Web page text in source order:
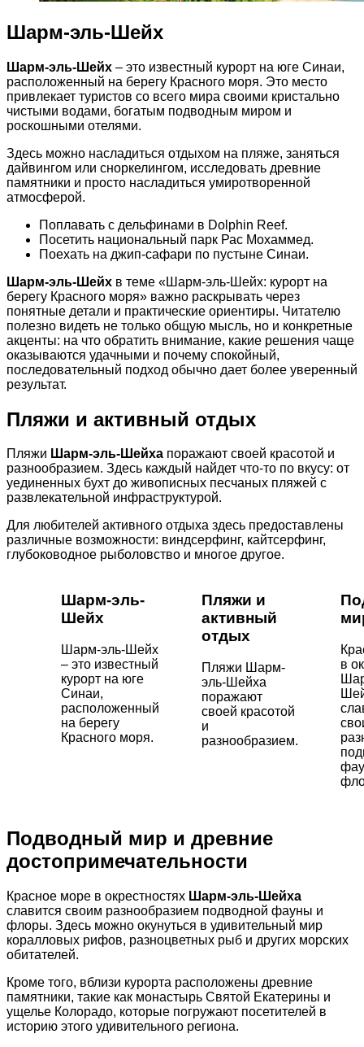
Шарм-эль-Шейх
Шарм-эль-Шейх – это известный курорт на юге Синаи,
расположенный на берегу Красного моря. Это место
привлекает туристов со всего мира своими кристально
чистыми водами, богатым подводным миром и
роскошными отелями.
Здесь можно насладиться отдыхом на пляже, заняться
дайвингом или сноркелингом, исследовать древние
памятники и просто насладиться умиротворенной
атмосферой.
Поплавать с дельфинами в Dolphin Reef.
Посетить национальный парк Рас Мохаммед.
Поехать на джип-сафари по пустыне Синаи.
Шарм-эль-Шейх в теме «Шарм-эль-Шейх: курорт на
берегу Красного моря» важно раскрывать через
понятные детали и практические ориентиры. Читателю
полезно видеть не только общую мысль, но и конкретные
акценты: на что обратить внимание, какие решения чаще
оказываются удачными и почему спокойный,
последовательный подход обычно дает более уверенный
результат.
Пляжи и активный отдых
Пляжи Шарм-эль-Шейха поражают своей красотой и
разнообразием. Здесь каждый найдет что-то по вкусу: от
уединенных бухт до живописных песчаных пляжей с
развлекательной инфраструктурой.
Для любителей активного отдыха здесь предоставлены
различные возможности: виндсерфинг, кайтсерфинг,
глубоководное рыболовство и многое другое.
Шарм-эль-
Шейх
Шарм-эль-Шейх
– это известный
курорт на юге
Синаи,
расположенный
на берегу
Красного моря.
Пляжи и
активный
отдых
Пляжи Шарм-
эль-Шейха
поражают
своей красотой
и
разнообразием.
в
Подводный мир и древние
достопримечательности
Красное море в окрестностях Шарм-эль-Шейха
славится своим разнообразием подводной фауны и
флоры. Здесь можно окунуться в удивительный мир
коралловых рифов, разноцветных рыб и других морских
обитателей.
Кроме того, вблизи курорта расположены древние
памятники, такие как монастырь Святой Екатерины и
ущелье Колорадо, которые погружают посетителей в
историю этого удивительного региона.